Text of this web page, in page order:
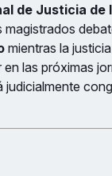
de Justicia de
mientras la
las próximas
judicialmente